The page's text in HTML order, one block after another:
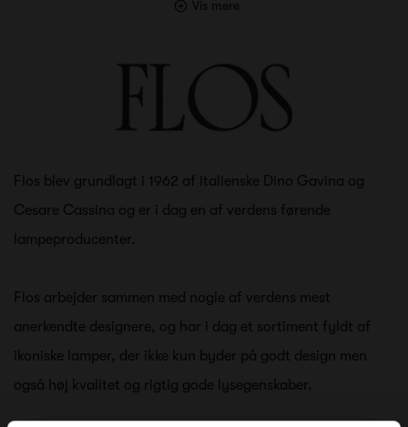
Vis mere
Flos blev grundlagt i 1962 af italienske Dino Gavina og
Cesare Cassina og er i dag en af verdens førende
lampeproducenter.
Flos arbejder sammen med nogle af verdens mest
anerkendte designere, og har i dag et sortiment fyldt af
ikoniske lamper, der ikke kun byder på godt design men
også høj kvalitet og rigtig gode lysegenskaber.